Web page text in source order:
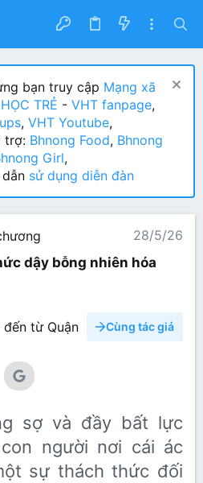
bạn truy cập Mạng xã
TRẺ - VHT fanpage,
, VHT Youtube,
trợ: Bhnong Food, Bhnong
Girl,
sử dụng diễn đàn
28/5/26
dậy bỗng nhiên hóa
đến từ Quận
Cùng tác giả
sợ và đầy bất lực
người nơi cái ác
sự thách thức đối